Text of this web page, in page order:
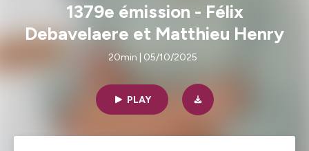
1379e émission - Félix
Debavelaere et Matthieu Henry
20min | 05/10/2025
PLAY